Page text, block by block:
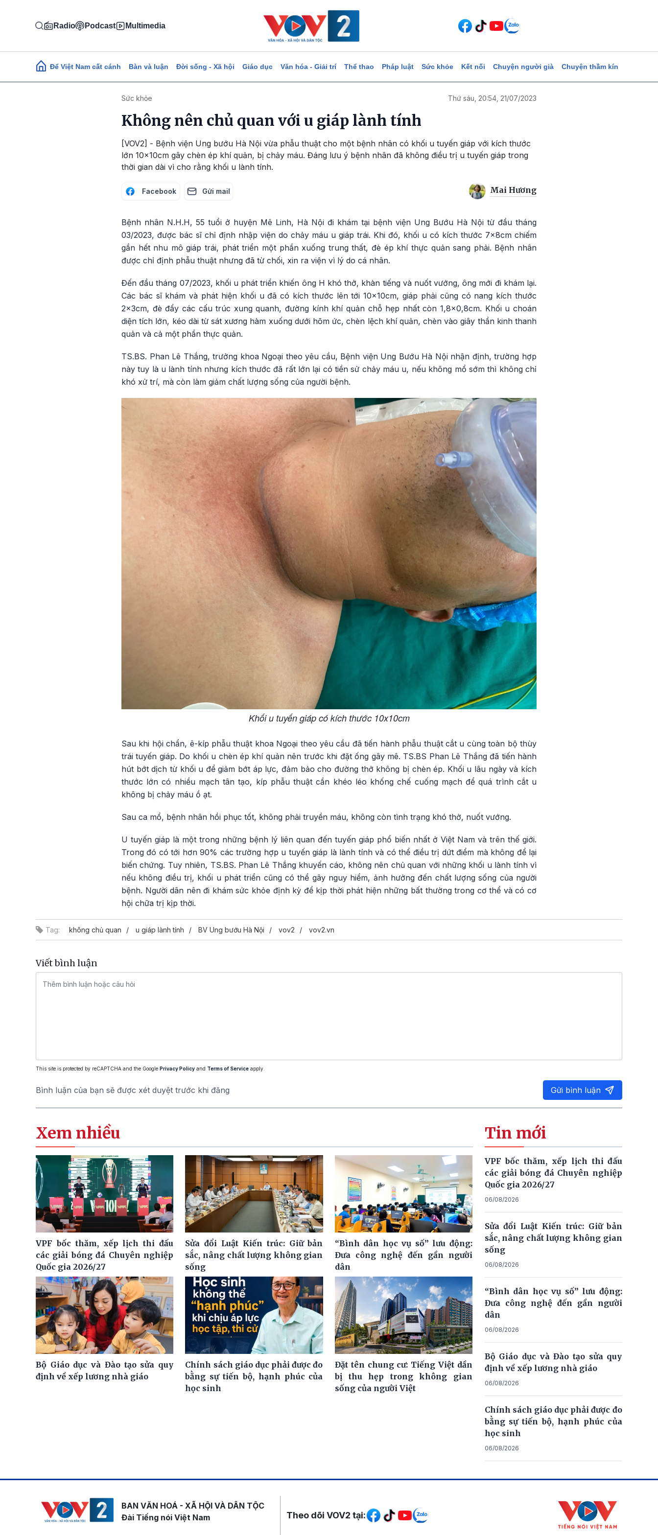
Radio Podcast Multimedia
Main navigation
Để Việt Nam cất cánh Bàn và luận Đời sống - Xã hội Giáo dục Văn hóa - Giải trí Thể thao Pháp luật Sức khỏe Kết nối Chuyện người già Chuyện thầm kín
Sức khỏe Thứ sáu, 20:54, 21/07/2023
Không nên chủ quan với u giáp lành tính
[VOV2] - Bệnh viện Ung bướu Hà Nội vừa phẫu thuật cho một bệnh nhân có khối u tuyến giáp với kích thước
lớn 10x10cm gây chèn ép khí quản, bị chảy máu. Đáng lưu ý bệnh nhân đã không điều trị u tuyến giáp trong
thời gian dài vì cho rằng khối u lành tính.
Facebook Gửi mail Mai Hương
Bệnh nhân N.H.H, 55 tuổi ở huyện Mê Linh, Hà Nội đi khám tại bệnh viện Ung Bướu Hà Nội từ đầu tháng
03/2023, được bác sĩ chỉ định nhập viện do chảy máu u giáp trái. Khi đó, khối u có kích thước 7x8cm chiếm
gần hết nhu mô giáp trái, phát triển một phần xuống trung thất, đè ép khí thực quản sang phải. Bệnh nhân
được chỉ định phẫu thuật nhưng đã từ chối, xin ra viện vì lý do cá nhân.
Đến đầu tháng 07/2023, khối u phát triển khiến ông H khó thở, khàn tiếng và nuốt vướng, ông mới đi khám lại.
Các bác sĩ khám và phát hiện khối u đã có kích thước lên tới 10x10cm, giáp phải cũng có nang kích thước
2x3cm, đè đẩy các cấu trúc xung quanh, đường kính khí quản chỗ hẹp nhất còn 1,8x0,8cm. Khối u choán
diện tích lớn, kéo dài từ sát xương hàm xuống dưới hõm ức, chèn lệch khí quản, chèn vào giây thần kinh thanh
quản và cả một phần thực quản.
TS.BS. Phan Lê Thắng, trưởng khoa Ngoại theo yêu cầu, Bệnh viện Ung Bướu Hà Nội nhận định, trường hợp
này tuy là u lành tính nhưng kích thước đã rất lớn lại có tiền sử chảy máu u, nếu không mổ sớm thì không chỉ
khó xử trí, mà còn làm giảm chất lượng sống của người bệnh.
Khối u tuyến giáp có kích thước 10x10cm
Sau khi hội chẩn, ê-kíp phẫu thuật khoa Ngoại theo yêu cầu đã tiến hành phẫu thuật cắt u cùng toàn bộ thùy
trái tuyến giáp. Do khối u chèn ép khí quản nên trước khi đặt ống gây mê. TS.BS Phan Lê Thắng đã tiến hành
hút bớt dịch từ khối u để giảm bớt áp lực, đảm bảo cho đường thở không bị chèn ép. Khối u lâu ngày và kích
thước lớn có nhiều mạch tân tạo, kíp phẫu thuật cần khéo léo khống chế cuống mạch để quá trình cắt u
không bị chảy máu ồ ạt.
Sau ca mổ, bệnh nhân hồi phục tốt, không phải truyền máu, không còn tình trạng khó thở, nuốt vướng.
U tuyến giáp là một trong những bệnh lý liên quan đến tuyến giáp phổ biến nhất ở Việt Nam và trên thế giới.
Trong đó có tới hơn 90% các trường hợp u tuyến giáp là lành tính và có thể điều trị dứt điểm mà không để lại
biến chứng. Tuy nhiên, TS.BS. Phan Lê Thắng khuyến cáo, không nên chủ quan với những khối u lành tính vì
nếu không điều trị, khối u phát triển cũng có thể gây nguy hiểm, ảnh hưởng đến chất lượng sống của người
bệnh. Người dân nên đi khám sức khỏe định kỳ để kịp thời phát hiện những bất thường trong cơ thể và có cơ
hội chữa trị kịp thời.
Tag: không chủ quan u giáp lành tính BV Ung bướu Hà Nội vov2 vov2.vn
Viết bình luận
This site is protected by reCAPTCHA and the Google Privacy Policy and Terms of Service apply.
Bình luận của bạn sẽ được xét duyệt trước khi đăng Gửi bình luận
Xem nhiều
VPF bốc thăm, xếp lịch thi đấu
các giải bóng đá Chuyên nghiệp
Quốc gia 2026/27
Sửa đổi Luật Kiến trúc: Giữ bản
sắc, nâng chất lượng không gian
sống
“Bình dân học vụ số” lưu động:
Đưa công nghệ đến gần người
dân
Bộ Giáo dục và Đào tạo sửa quy
định về xếp lương nhà giáo
Chính sách giáo dục phải được đo
bằng sự tiến bộ, hạnh phúc của
học sinh
Đặt tên chung cư: Tiếng Việt dần
bị thu hẹp trong không gian
sống của người Việt
Tin mới
VPF bốc thăm, xếp lịch thi đấu
các giải bóng đá Chuyên nghiệp
Quốc gia 2026/27
06/08/2026
Sửa đổi Luật Kiến trúc: Giữ bản
sắc, nâng chất lượng không gian
sống
06/08/2026
“Bình dân học vụ số” lưu động:
Đưa công nghệ đến gần người
dân
06/08/2026
Bộ Giáo dục và Đào tạo sửa quy
định về xếp lương nhà giáo
06/08/2026
Chính sách giáo dục phải được đo
bằng sự tiến bộ, hạnh phúc của
học sinh
06/08/2026
BAN VĂN HOÁ - XÃ HỘI VÀ DÂN TỘC
Đài Tiếng nói Việt Nam
Mạng xã hội
Theo dõi VOV2 tại: